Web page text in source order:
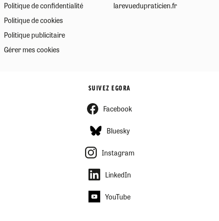
Politique de confidentialité
Politique de cookies
Politique publicitaire
Gérer mes cookies
larevuedupraticien.fr
SUIVEZ EGORA
Facebook
Bluesky
Instagram
LinkedIn
YouTube